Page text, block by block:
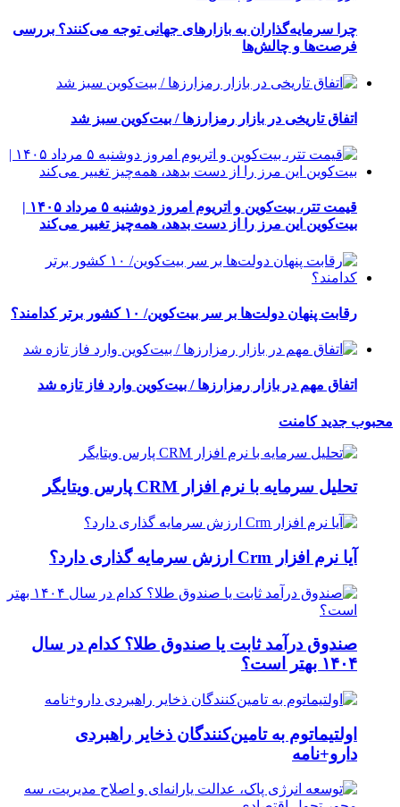
چرا سرمایه‌گذاران به بازارهای جهانی توجه می‌کنند؟ بررسی
فرصت‌ها و چالش‌ها
اتفاق تاریخی در بازار رمزارزها / بیت‌کوین سبز شد
قیمت تتر، بیت‌کوین و اتریوم امروز دوشنبه ۵ مرداد ۱۴۰۵ |
بیت‌کوین این مرز را از دست بدهد، همه‌چیز تغییر می‌کند
رقابت پنهان دولت‌ها بر سر بیت‌کوین/ ۱۰ کشور برتر کدامند؟
اتفاق مهم در بازار رمزارزها / بیت‌کوین وارد فاز تازه شد
محبوب جدیدکامنت
تحلیل سرمایه با نرم افزار CRM پارس ویتایگر
آیا نرم افزار Crm ارزش سرمایه گذاری دارد؟
صندوق درآمد ثابت یا صندوق طلا؟ کدام در سال
۱۴۰۴ بهتر است؟
اولتیماتوم به تامین‌کنندگان ذخایر راهبردی
دارو+نامه